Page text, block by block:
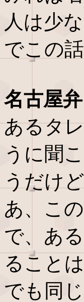
人は少
でこの
名古屋弁
あるタ
うに聞
うだけ
あ、こ
で、あ
ること
でも同